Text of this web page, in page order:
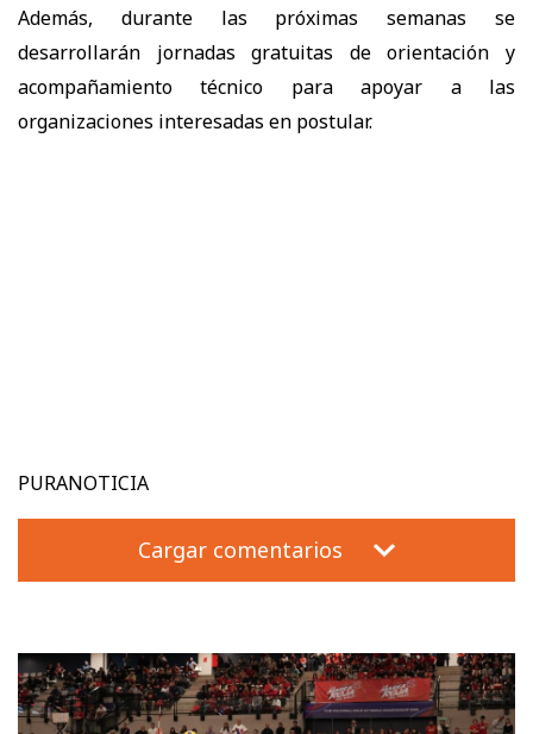
Además, durante las próximas semanas se
desarrollarán jornadas gratuitas de orientación y
acompañamiento técnico para apoyar a las
organizaciones interesadas en postular.
PURANOTICIA
Cargar comentarios